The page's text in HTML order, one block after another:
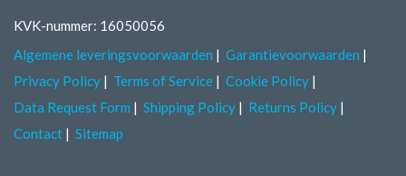
KVK-nummer: 16050056
Algemene leveringsvoorwaarden
Garantievoorwaarden
Privacy Policy
Terms of Service
Cookie Policy
Data Request Form
Shipping Policy
Returns Policy
Contact
Sitemap